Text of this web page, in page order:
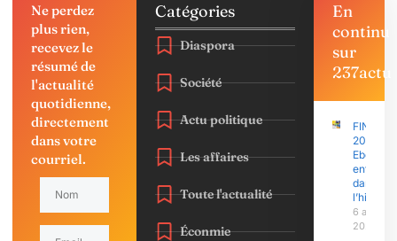
Ne perdez
plus rien,
recevez le
résumé de
l'actualité
quotidienne,
directement
dans votre
courriel.
Catégories
Diaspora
Société
Actu politique
Les affaires
Toute l'actualité
Éconmie
En
continu
sur
237actu
FINAJU
2026 :
Ebolowa
entre
dans
l’histoire
6 août
2026